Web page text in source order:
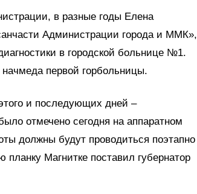
в разные годы Елена
Администрации города и ММК»,
в городской больнице №1.
первой горбольницы.
и последующих дней –
отмечено сегодня на аппаратном
должны будут проводиться поэтапно
планку Магнитке поставил губернатор